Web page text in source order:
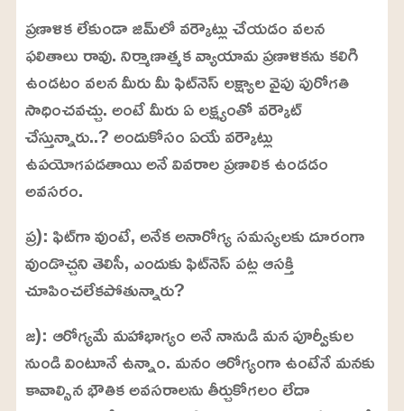
ప్రణాళిక లేకుండా జిమ్‌లో వర్కౌట్లు చేయడం వలన
ఫలితాలు రావు. నిర్మాణాత్మక వ్యాయామ ప్రణాళికను కలిగి
ఉండటం వలన మీరు మీ ఫిట్‌నెస్‌ లక్ష్యాల వైపు పురోగతి
సాధించవచ్చు. అంటే మీరు ఏ లక్ష్యంతో వర్కౌట్
చేస్తున్నారు..? అందుకోసం ఏయే వర్కౌట్లు
ఉపయోగపడతాయి అనే వివరాల ప్రణాలిక ఉండడం
అవసరం.
ప్ర): ఫిట్‌గా వుంటే, అనేక అనారోగ్య సమస్యలకు దూరంగా
వుండొచ్చని తెలిసీ, ఎందుకు ఫిట్‌నెస్ పట్ల ఆసక్తి
చూపించలేకపోతున్నారు?
జ): ఆరోగ్యమే మహాభాగ్యం అనే నానుడి మన పూర్వీకుల
నుండి వింటూనే ఉన్నాం. మనం ఆరోగ్యంగా ఉంటేనే మనకు
కావాల్సిన భౌతిక అవసరాలను తీర్చుకోగలం లేదా